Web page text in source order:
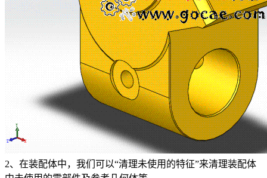
2、在装配体中，我们可以“清理未使用的特征”来清理装配体